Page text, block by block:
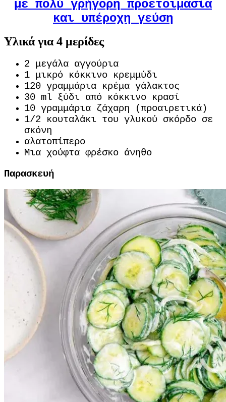
με πολύ γρήγορη προετοιμασία
και υπέροχη γεύση
Υλικά για 4 μερίδες
2 μεγάλα αγγούρια
1 μικρό κόκκινο κρεμμύδι
120 γραμμάρια κρέμα γάλακτος
30 ml ξύδι από κόκκινο κρασί
10 γραμμάρια ζάχαρη (προαιρετικά)
1/2 κουταλάκι του γλυκού σκόρδο σε
σκόνη
αλατοπίπερο
Μια χούφτα φρέσκο ​​άνηθο
Παρασκευή